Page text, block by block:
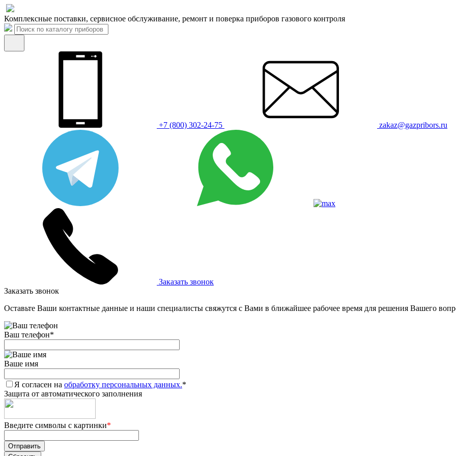
Комплексные поставки, сервисное обслуживание, ремонт и поверка приборов газового контроля
+7 (800) 302-24-75 zakaz@gazpribors.ru
Заказать звонок
Заказать звонок
Оставьте Ваши контактные данные и наши специалисты свяжутся с Вами в ближайшее рабочее время для решения Вашего
Ваш телефон*
Ваше имя
Я согласен на обработку персональных данных.*
Защита от автоматического заполнения
Введите символы с картинки*